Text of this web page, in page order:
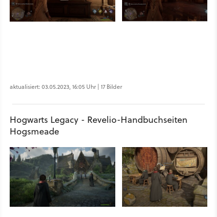
aktualisiert: 03.05.2023, 16:05 Uhr | 17 Bilder
Hogwarts Legacy - Revelio-Handbuchseiten
Hogsmeade